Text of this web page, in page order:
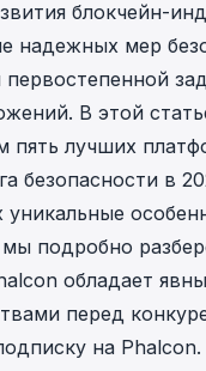
блокчейн-
надежных мер
первостепенной
В этой
пять лучших
безопасности в
уникальные
мы подробно
обладает
перед
на Phalcon.